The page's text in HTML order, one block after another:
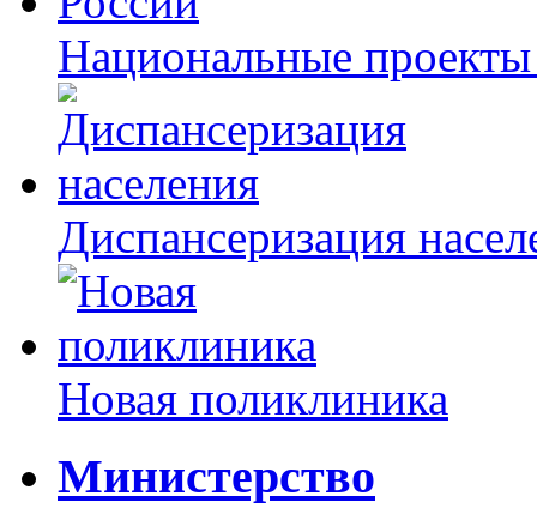
Национальные
Диспансеризация
Новая поликлиника
Министерство